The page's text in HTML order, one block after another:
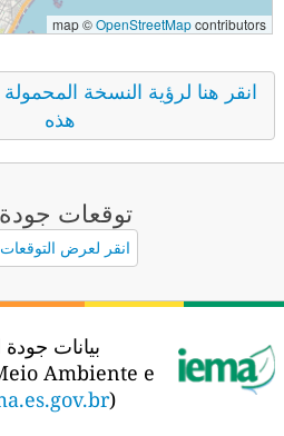
map ©OpenStreetMapcontributors
انقر هنا لرؤية النسخة
هذه
توقعات جودة
انقر لعرض التوقعات
بيانات
Ambiente e
)